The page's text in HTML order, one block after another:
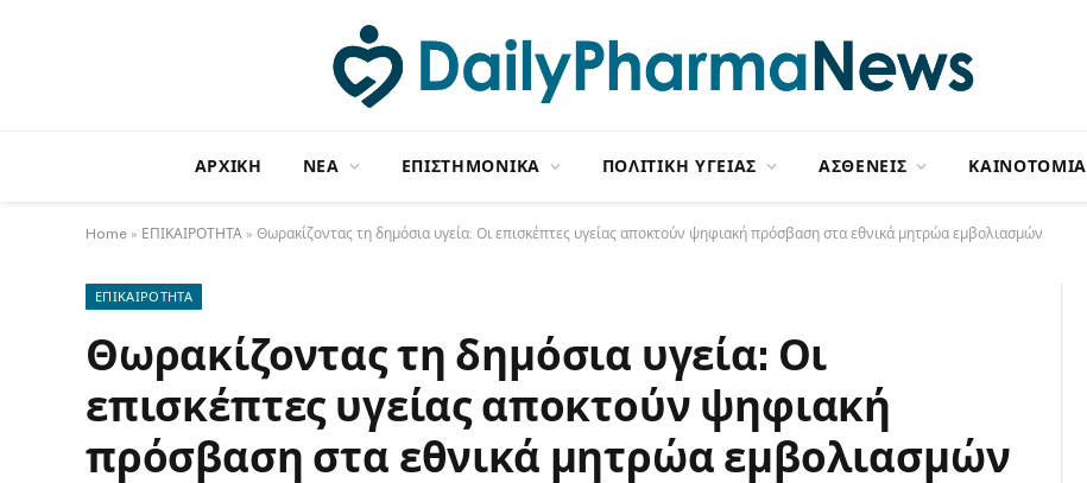
ΑΡΧΙΚΗ NΕΑ ΕΠΙΣΤΗΜΟΝΙΚΑ ΠΟΛΙΤΙΚΗ ΥΓΕΙΑΣ ΑΣΘΕΝΕΙΣ ΚΑΙΝΟΤΟΜΙΑ
Home » ΕΠΙΚΑΙΡΟΤΗΤΑ » Θωρακίζοντας τη δημόσια υγεία: Οι επισκέπτες υγείας αποκτούν ψηφιακή πρόσβαση στα εθνικά μητρώα εμβολιασμών
ΕΠΙΚΑΙΡΟΤΗΤΑ
Θωρακίζοντας τη δημόσια υγεία: Οι
επισκέπτες υγείας αποκτούν ψηφιακή
πρόσβαση στα εθνικά μητρώα εμβολιασμών